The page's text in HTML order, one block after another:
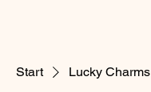
Start Lucky Charms